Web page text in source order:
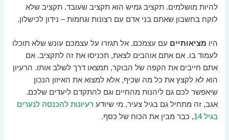
להיות מושלמים. תקציב גמיש הוא תקציב שעובד. תקציב שלא
לוקח בחשבון שאתם בני אדם עם רצונות וגחמות – נידון לכישלון.
היו מציאותיים עם עצמכם. אל תגזרו על עצמכם עונש שלא תוכלו
לעמוד בו. אם אתם אוהבים לצאת, תכניסו את זה לתקציב. אם
אתם חייבים את הקפה של הבוקר, תמצאו דרך לשלב אותו. הרעיון
הוא לא לקצץ את כל מה שכיף, אלא למצוא את האיזון הנכון
שיאפשר לכם גם ליהנות מהחיים וגם להתקדם ליעדים שלכם.
אגב, זה מתחיל גם בגיל צעיר, מי שיודע רעיונות להכנסה לנערים
בגיל 14
, כבר מבין את הכוח של כסף.